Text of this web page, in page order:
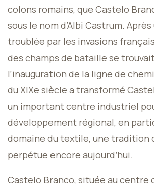
colons romains, que Castelo
sous le nom d’Albi Castrum.
troublée par les invasions
des champs de bataille se
l’inauguration de la ligne de
du XIXe siècle a transformé
un important centre industriel
développement régional, en
domaine du textile, une tradition
perpétue encore aujourd’hui.
Castelo Branco, située au centre